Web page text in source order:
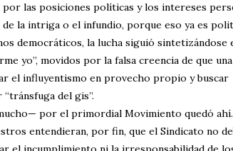
por las posiciones políticas y los intereses
la intriga o el infundio, porque eso ya es
democráticos, la lucha siguió sintetizándose
yo”, movidos por la falsa creencia de que
el influyentismo en provecho propio y buscar
del gis”.
por el primordial Movimiento quedó ahí.
entendieran, por fin, que el Sindicato no